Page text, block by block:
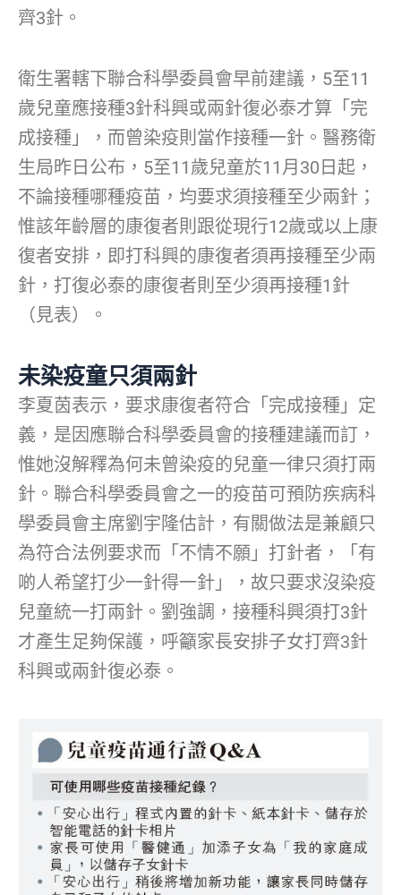
齊3針。
衛生署轄下聯合科學委員會早前建議，5至11
歲兒童應接種3針科興或兩針復必泰才算「完
成接種」，而曾染疫則當作接種一針。醫務衛
生局昨日公布，5至11歲兒童於11月30日起，
不論接種哪種疫苗，均要求須接種至少兩針；
惟該年齡層的康復者則跟從現行12歲或以上康
復者安排，即打科興的康復者須再接種至少兩
針，打復必泰的康復者則至少須再接種1針
（見表）。
未染疫童只須兩針
李夏茵表示，要求康復者符合「完成接種」定
義，是因應聯合科學委員會的接種建議而訂，
惟她沒解釋為何未曾染疫的兒童一律只須打兩
針。聯合科學委員會之一的疫苗可預防疾病科
學委員會主席劉宇隆估計，有關做法是兼顧只
為符合法例要求而「不情不願」打針者，「有
啲人希望打少一針得一針」，故只要求沒染疫
兒童統一打兩針。劉強調，接種科興須打3針
才產生足夠保護，呼籲家長安排子女打齊3針
科興或兩針復必泰。